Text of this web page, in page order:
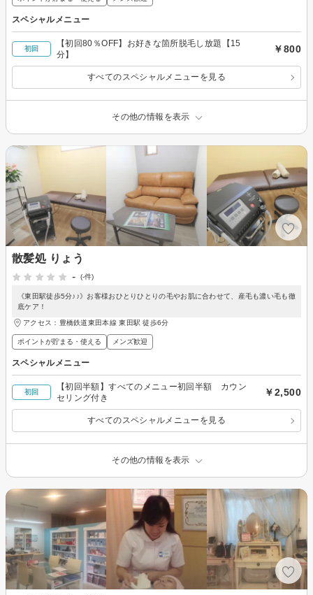
スペシャルメニュー
初回
【初回80％OFF】お好きな箇所脱毛し放題【15
分】
￥800
すべてのスペシャルメニューを見る
その他の情報を表示
散髪処 りょう
-
(-件)
《東田駅徒歩5分♪♪》お客様おひとりひとりの毛やお肌に合わせて、産毛も濃い毛も徹
底ケア！
アクセス：豊橋鉄道東田本線 東田駅 徒歩6分
ポイントが貯まる・使える メンズ歓迎
スペシャルメニュー
初回
【初回半額】すべてのメニュー初回半額 カウン
セリング付き
￥2,500
すべてのスペシャルメニューを見る
その他の情報を表示